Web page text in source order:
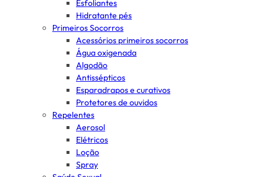
Esfoliantes
Hidratante pés
Primeiros Socorros
Acessórios primeiros socorros
Água oxigenada
Algodão
Antissépticos
Esparadrapos e curativos
Protetores de ouvidos
Repelentes
Aerosol
Elétricos
Loção
Spray